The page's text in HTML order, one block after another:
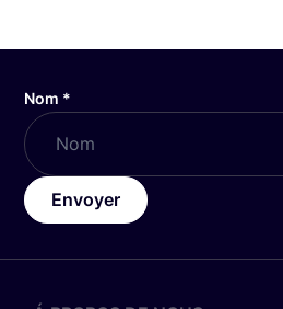
Nom *
Envoyer